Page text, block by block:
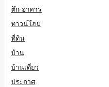
ตึก-อาคาร
ทาวน์โฮม
ที่ดิน
บ้าน
บ้านเดี่ยว
ประกาศ